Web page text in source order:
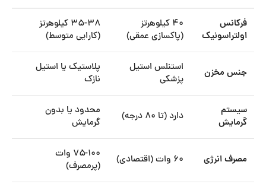
فرکانس
اولتراسونیک
۴۰ کیلوهرتز
(پاکسازی عمقی)
۳۵-۳۸ کیلوهرتز
(کارایی متوسط)
جنس مخزن
استنلس استیل
پزشکی
پلاستیک یا استیل
نازک
سیستم
گرمایش
دارد (تا ۸۰ درجه)
محدود یا بدون
گرمایش
مصرف انرژی ۶۰ وات (اقتصادی)
۷۵-۱۰۰ وات
(پرمصرف)